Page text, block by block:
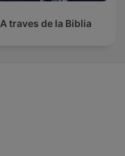
A traves de la Biblia